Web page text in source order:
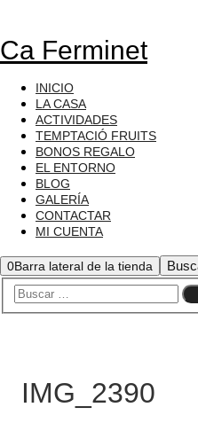
Ca Ferminet
INICIO
LA CASA
ACTIVIDADES
TEMPTACIÓ FRUITS
BONOS REGALO
EL ENTORNO
BLOG
GALERÍA
CONTACTAR
MI CUENTA
0Barra lateral de la tienda
IMG_2390